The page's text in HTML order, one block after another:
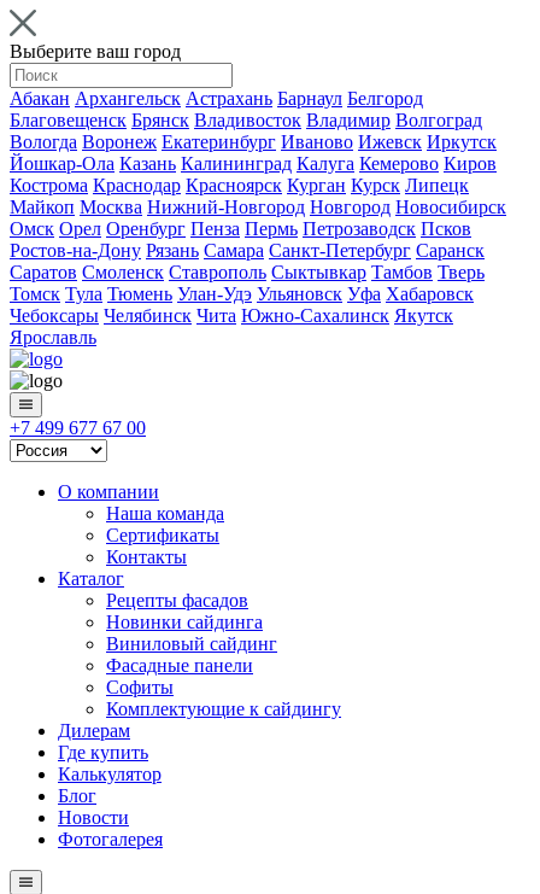
Выберите ваш город
Абакан Архангельск Астрахань Барнаул Белгород
Благовещенск Брянск Владивосток Владимир Волгоград
Вологда Воронеж Екатеринбург Иваново Ижевск Иркутск
Йошкар-Ола Казань Калининград Калуга Кемерово Киров
Кострома Краснодар Красноярск Курган Курск Липецк
Майкоп Москва Нижний-Новгород Новгород Новосибирск
Омск Орел Оренбург Пенза Пермь Петрозаводск Псков
Ростов-на-Дону Рязань Самара Санкт-Петербург Саранск
Саратов Смоленск Ставрополь Сыктывкар Тамбов Тверь
Томск Тула Тюмень Улан-Удэ Ульяновск Уфа Хабаровск
Чебоксары Челябинск Чита Южно-Сахалинск Якутск
Ярославль
+7 499 677 67 00
О компании
Наша команда
Сертификаты
Контакты
Каталог
Рецепты фасадов
Новинки сайдинга
Виниловый сайдинг
Фасадные панели
Софиты
Комплектующие к сайдингу
Дилерам
Где купить
Калькулятор
Блог
Новости
Фотогалерея